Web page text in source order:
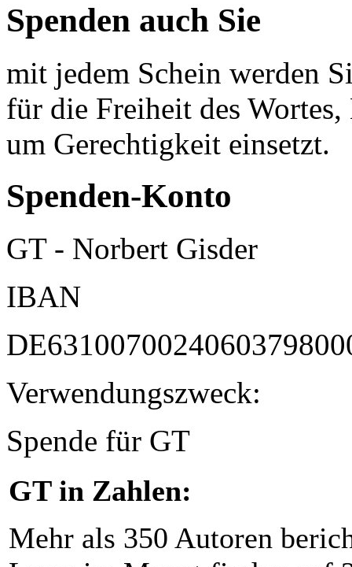
Spenden auch Sie
mit jedem Schein werden
für die Freiheit des
um Gerechtigkeit einsetzt.
Spenden-Konto
GT - Norbert Gisder
IBAN
Verwendungszweck:
Spende für GT
GT in Zahlen:
Mehr als 350 Autoren